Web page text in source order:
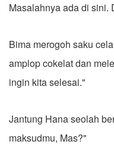
Masalahnya ada di sini.
Bima merogoh saku
amplop cokelat dan
ingin kita selesai."
Jantung Hana seolah
maksudmu, Mas?"